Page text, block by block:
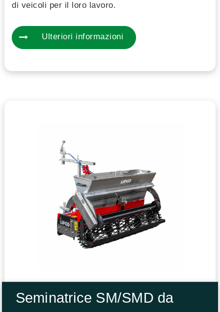
di veicoli per il loro lavoro.
Ulteriori informazioni
Seminatrice SM/SMD da